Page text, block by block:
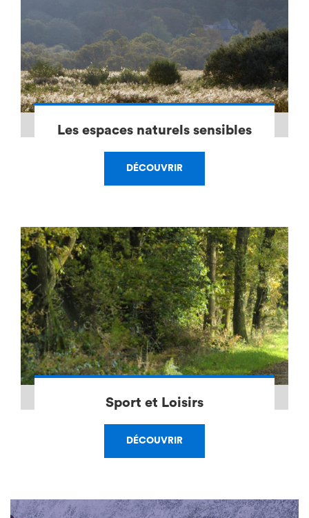
Les espaces naturels sensibles
DÉCOUVRIR
Sport et Loisirs
DÉCOUVRIR